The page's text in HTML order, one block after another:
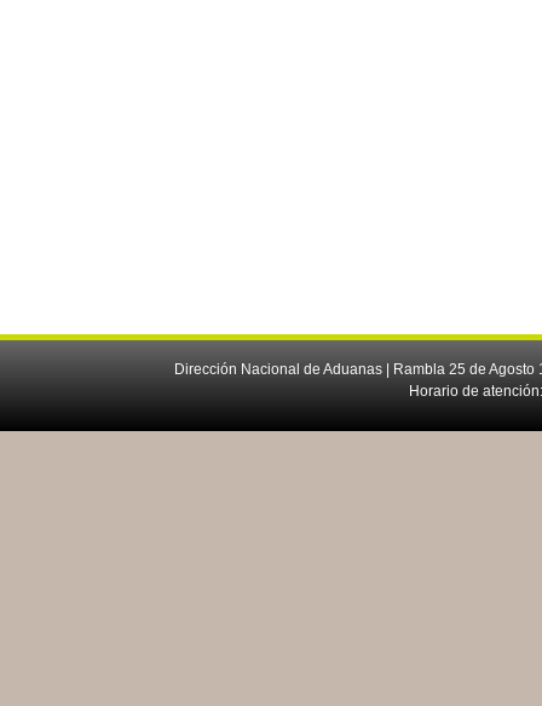
Dirección Nacional de Aduanas | Rambla 25 de
Horario de